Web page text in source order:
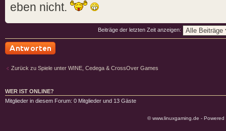
eben nicht.
Beiträge der letzten Zeit anzeigen:
Zurück zu Spiele unter WINE, Cedega & CrossOver Games
WER IST ONLINE?
Mitglieder in diesem Forum: 0 Mitglieder und 13 Gäste
© www.linuxgaming.de -